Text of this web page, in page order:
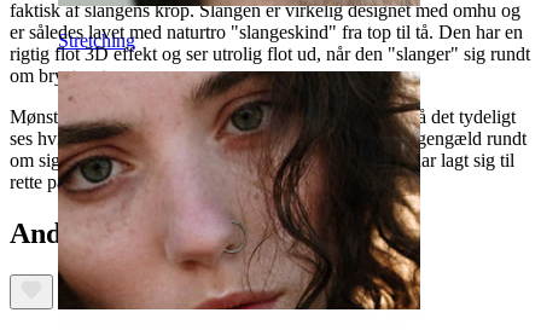
Stretching
faktisk af slangens krop. Slangen er virkelig designet med omhu og
er således lavet med naturtro "slangeskind" fra top til tå. Den har en
rigtig flot 3D effekt og ser utrolig flot ud, når den "slanger" sig rundt
om brystvorten.
Mønsteret på slangens hoved er lavet lidt anderledes så det tydeligt
ses hvilken ende der er hvad. Halespidsen snor sig til gengæld rundt
om sig selv, som havde det været en ægte slange der har lagt sig til
rette på dit bryst.
Andre har også købt